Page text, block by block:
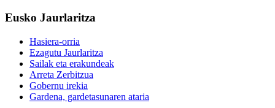
Eusko Jaurlaritza
Hasiera-orria
Ezagutu Jaurlaritza
Sailak eta erakundeak
Arreta Zerbitzua
Gobernu irekia
Gardena, gardetasunaren ataria